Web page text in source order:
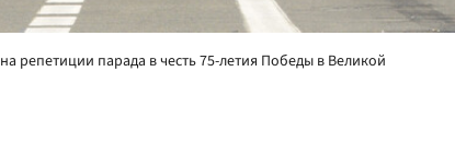
репетиции парада в честь 75-летия Победы в Великой